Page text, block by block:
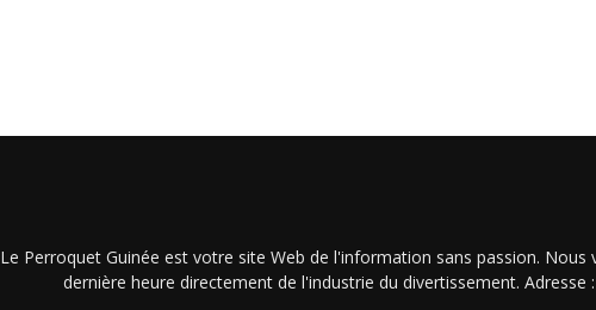
Le Perroquet Guinée est votre site Web de l'information sans passion.
dernière heure directement de l'industrie du divertissement.